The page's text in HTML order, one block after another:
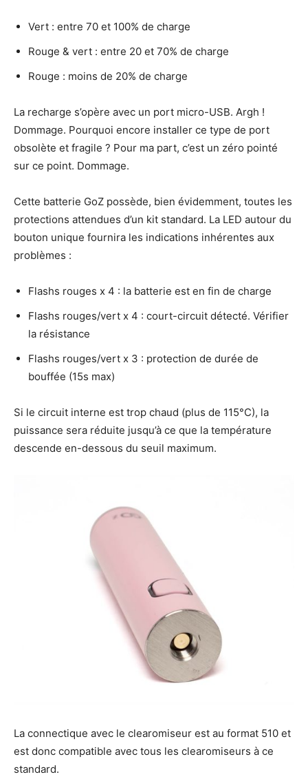
Vert : entre 70 et 100% de charge
Rouge & vert : entre 20 et 70% de charge
Rouge : moins de 20% de charge
La recharge s’opère avec un port micro-USB. Argh !
Dommage. Pourquoi encore installer ce type de port
obsolète et fragile ? Pour ma part, c’est un zéro pointé
sur ce point. Dommage.
Cette batterie GoZ possède, bien évidemment, toutes les
protections attendues d’un kit standard. La LED autour du
bouton unique fournira les indications inhérentes aux
problèmes :
Flashs rouges x 4 : la batterie est en fin de charge
Flashs rouges/vert x 4 : court-circuit détecté. Vérifier
la résistance
Flashs rouges/vert x 3 : protection de durée de
bouffée (15s max)
Si le circuit interne est trop chaud (plus de 115°C), la
puissance sera réduite jusqu’à ce que la température
descende en-dessous du seuil maximum.
La connectique avec le clearomiseur est au format 510 et
est donc compatible avec tous les clearomiseurs à ce
standard.